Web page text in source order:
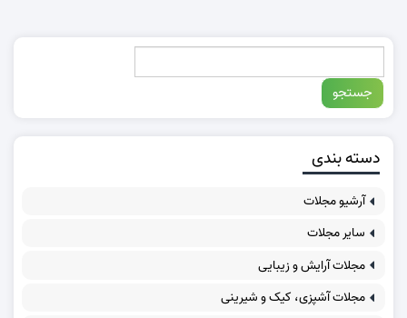
دسته بندی
آرشیو مجلات
سایر مجلات
مجلات آرایش و زیبایی
مجلات آشپزی، کیک و شیرینی